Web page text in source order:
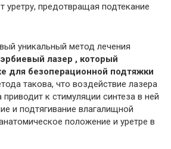
уретру, предотвращая подтекание
уникальный метод лечения
эрбиевый лазер , который
для безоперационной подтяжки
такова, что воздействие лазера
приводит к стимуляции синтеза в ней
и подтягивание влагалищной
положение и уретре в